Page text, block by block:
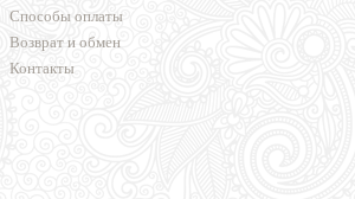
Способы оплаты
Возврат и обмен
Контакты